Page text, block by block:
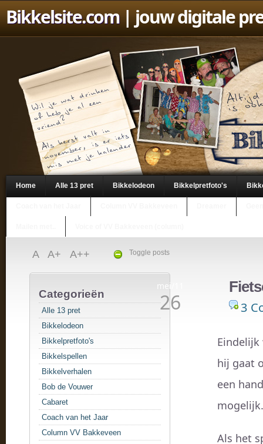
Bikkelsite.com| jouw digitale
Home Alle 13 pret Bikkelodeon Bikkelpretfoto's
Toggle posts
A A+ A++
Categorieën
Alle 13 pret
Bikkelodeon
Bikkelpretfoto's
Bikkelspellen
Bikkelverhalen
Bob de Vouwer
Cabaret
Coach van het Jaar
Column VV Bakkeveen
mei/11
26 3
Eindelijk
hij gaat
een
Als het